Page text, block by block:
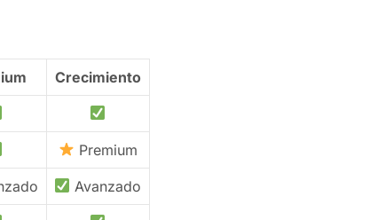
Crecimiento
Premium
Avanzado